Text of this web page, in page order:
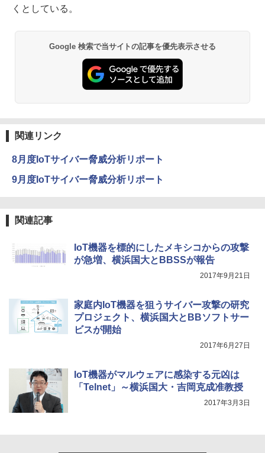
くとしている。
Google 検索で当サイトの記事を優先表示させる
関連リンク
8月度IoTサイバー脅威分析リポート
9月度IoTサイバー脅威分析リポート
関連記事
IoT機器を標的にしたメキシコからの攻撃
が急増、横浜国大とBBSSが報告
2017年9月21日
家庭内IoT機器を狙うサイバー攻撃の研究
プロジェクト、横浜国大とBBソフトサー
ビスが開始
2017年6月27日
IoT機器がマルウェアに感染する元凶は
「Telnet」～横浜国大・吉岡克成准教授
2017年3月3日